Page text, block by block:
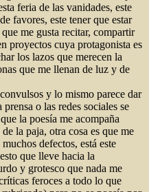
feria de las vanidades, este
favores, este tener que estar
me gusta recitar, compartir
proyectos cuya protagonista es
los lazos que merecen la
que me llenan de luz y de
y lo mismo parece dar
o las redes sociales se
la poesía me acompaña
la paja, otra cosa es que me
defectos, está este
que lleve hacia la
y grotesco que nada me
feroces a todo lo que